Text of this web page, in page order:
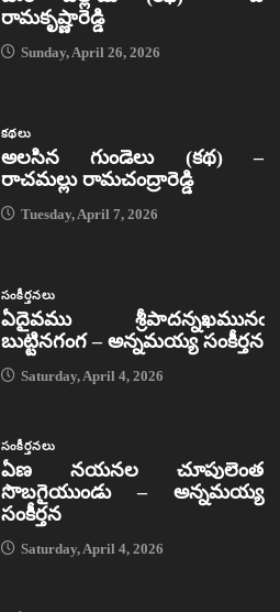
రామకృష్ణారెడ్డి
Sunday, April 26, 2026
కథలు
అలసిన గుండెలు (కథ) –
రాచమల్లు రామచంద్రారెడ్డి
Tuesday, April 7, 2026
సంకీర్తనలు
ఏదైవము శ్రీపాదన్నఖమునఁ
బుట్టినగంగ – అన్నమయ్య సంకీర్తన
Saturday, April 4, 2026
సంకీర్తనలు
ఏణ నయనల చూపులెంత
సొబగైయుండు – అన్నమయ్య
సంకీర్తన
Saturday, April 4, 2026